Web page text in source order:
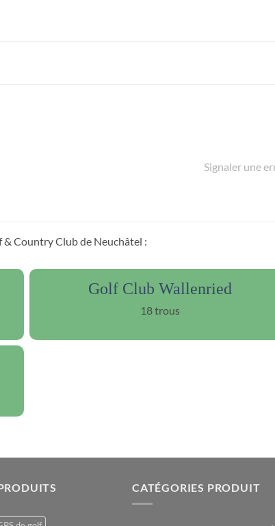
Signaler une
Country Club de Neuchâtel :
Golf Club Wallenried
18 trous
CATÉGORIES PRODUIT